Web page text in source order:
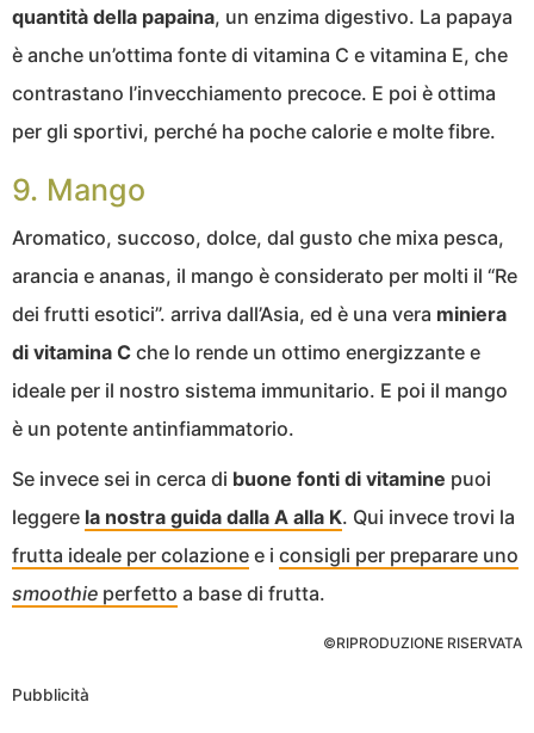
quantità della papaina, un enzima digestivo. La papaya
è anche un’ottima fonte di vitamina C e vitamina E, che
contrastano l’invecchiamento precoce. E poi è ottima
per gli sportivi, perché ha poche calorie e molte fibre.
9. Mango
Aromatico, succoso, dolce, dal gusto che mixa pesca,
arancia e ananas, il mango è considerato per molti il “Re
dei frutti esotici”. arriva dall’Asia, ed è una vera miniera
di vitamina C che lo rende un ottimo energizzante e
ideale per il nostro sistema immunitario. E poi il mango
è un potente antinfiammatorio.
Se invece sei in cerca di buone fonti di vitamine puoi
leggere la nostra guida dalla A alla K. Qui invece trovi la
frutta ideale per colazione e i consigli per preparare uno
smoothie perfetto a base di frutta.
©RIPRODUZIONE RISERVATA
Pubblicità